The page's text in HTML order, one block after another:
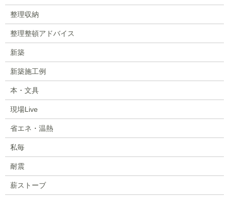
整理収納
整理整頓アドバイス
新築
新築施工例
本・文具
現場Live
省エネ・温熱
私毎
耐震
薪ストーブ